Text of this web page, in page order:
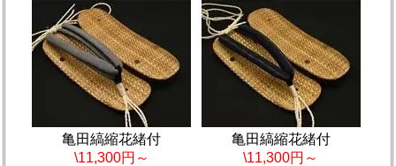
亀田縞縮花緒付
\11,300円～
亀田縞縮花緒付
\11,300円～